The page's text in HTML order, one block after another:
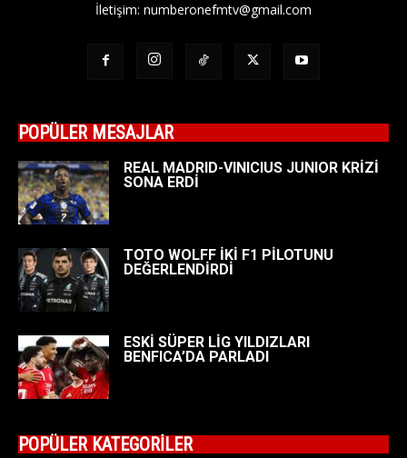
İletişim: numberonefmtv@gmail.com
POPÜLER MESAJLAR
REAL MADRID-VINICIUS JUNIOR KRİZİ
SONA ERDİ
TOTO WOLFF İKİ F1 PİLOTUNU
DEĞERLENDİRDİ
ESKİ SÜPER LİG YILDIZLARI
BENFICA’DA PARLADI
POPÜLER KATEGORİLER